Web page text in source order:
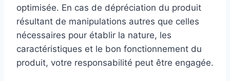
optimisée. En cas de dépréciation du produit
résultant de manipulations autres que celles
nécessaires pour établir la nature, les
caractéristiques et le bon fonctionnement du
produit, votre responsabilité peut être engagée.